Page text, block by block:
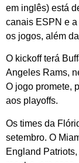
em inglês) está
canais ESPN e
os jogos, além
O kickoff terá
Angeles Rams,
O jogo promete,
aos playoffs.
Os times da
setembro. O
England